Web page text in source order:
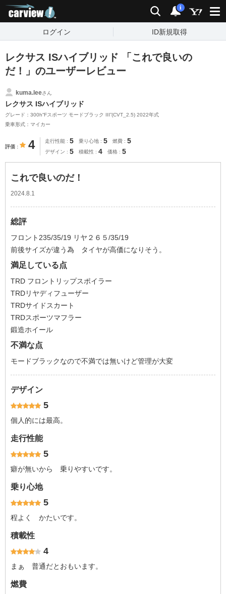
検索 通知
i
ログイン ID新規取得
レクサス ISハイブリッド 「これで良いの
だ！」のユーザーレビュー
kuma.leeさん
レクサス ISハイブリッド
グレード：300h“Fスポーツ モードブラック III”(CVT_2.5) 2022年式
乗車形式：マイカー
評価 4 走行性能 5 乗り心地 5 燃費 5
デザイン 5 積載性 4 価格 5
これで良いのだ！
2024.8.1
総評
フロント235/35/19 リヤ２６５/35/19
前後サイズが違う為 タイヤが高価になりそう。
満足している点
TRD フロントリップスポイラー
TRDリヤディフューザー
TRDサイドスカート
TRDスポーツマフラー
鍛造ホイール
不満な点
モードブラックなので不満では無いけど管理が大変
デザイン
5
個人的には最高。
走行性能
5
癖が無いから 乗りやすいです。
乗り心地
5
程よく かたいです。
積載性
4
まぁ 普通だとおもいます。
燃費